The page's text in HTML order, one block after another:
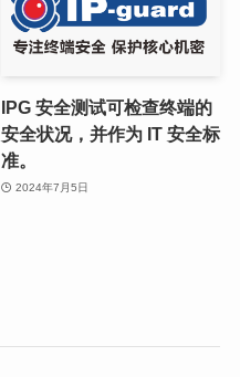
IPG 安全测试可检查终端的
安全状况，并作为 IT 安全标
准。
2024年7月5日